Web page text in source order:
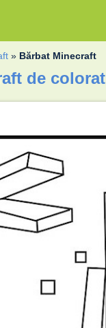
» Bărbat Minecraft
de colorat